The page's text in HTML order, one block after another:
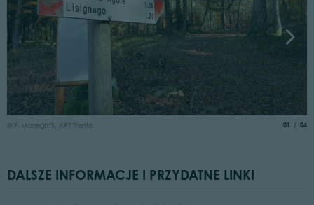
© F. Monegatti, APT Trento 01 of
04
DALSZE INFORMACJE I PRZYDATNE LINKI